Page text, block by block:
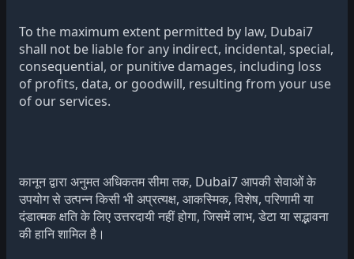
To the maximum extent permitted by law, Dubai7
shall not be liable for any indirect, incidental, special,
consequential, or punitive damages, including loss
of profits, data, or goodwill, resulting from your use
of our services.
कानून द्वारा अनुमत अधिकतम सीमा तक, Dubai7 आपकी सेवाओं के
उपयोग से उत्पन्न किसी भी अप्रत्यक्ष, आकस्मिक, विशेष, परिणामी या
दंडात्मक क्षति के लिए उत्तरदायी नहीं होगा, जिसमें लाभ, डेटा या सद्भावना
की हानि शामिल है।